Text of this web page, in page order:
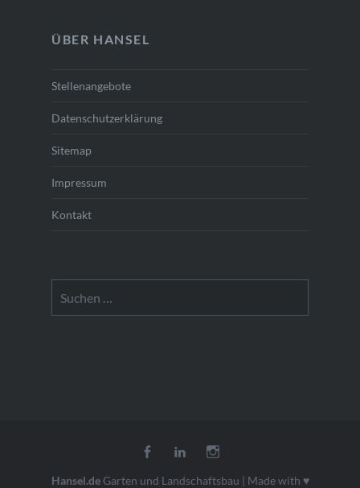
ÜBER HANSEL
Stellenangebote
Datenschutzerklärung
Sitemap
Impressum
Kontakt
nach:
FacebookLinkedIn
Hansel.deGarten und Landschaftsbau | Made with ♥